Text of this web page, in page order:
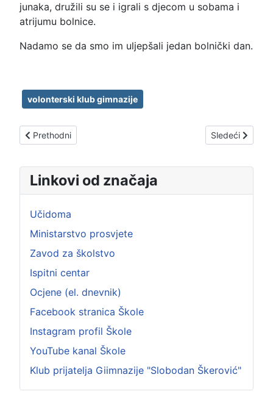
junaka, družili su se i igrali s djecom u sobama i
atrijumu bolnice.
Nadamo se da smo im uljepšali jedan bolnički dan.
volonterski klub gimnazije
Prethodni članak: GIMNAZIJSKI DAN NA SAJMU KNJIGA
Prethodni Sledeći članak:
Sledeći
Linkovi od značaja
Učidoma
Ministarstvo prosvjete
Zavod za školstvo
Ispitni centar
Ocjene (el. dnevnik)
Facebook stranica Škole
Instagram profil Škole
YouTube kanal Škole
Klub prijatelja Giimnazije "Slobodan Škerović"